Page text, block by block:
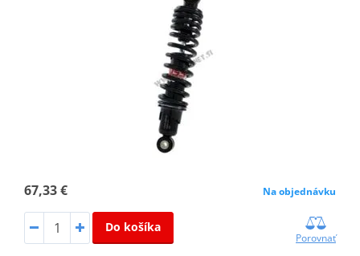
67,33 € Na objednávku
Do košíka
Porovnať